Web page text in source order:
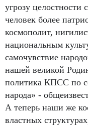
угрозу
человек более
космополит,
национальным
самочувствие
нашей великой
политика КПСС по
народа» -
А теперь наши же
властных